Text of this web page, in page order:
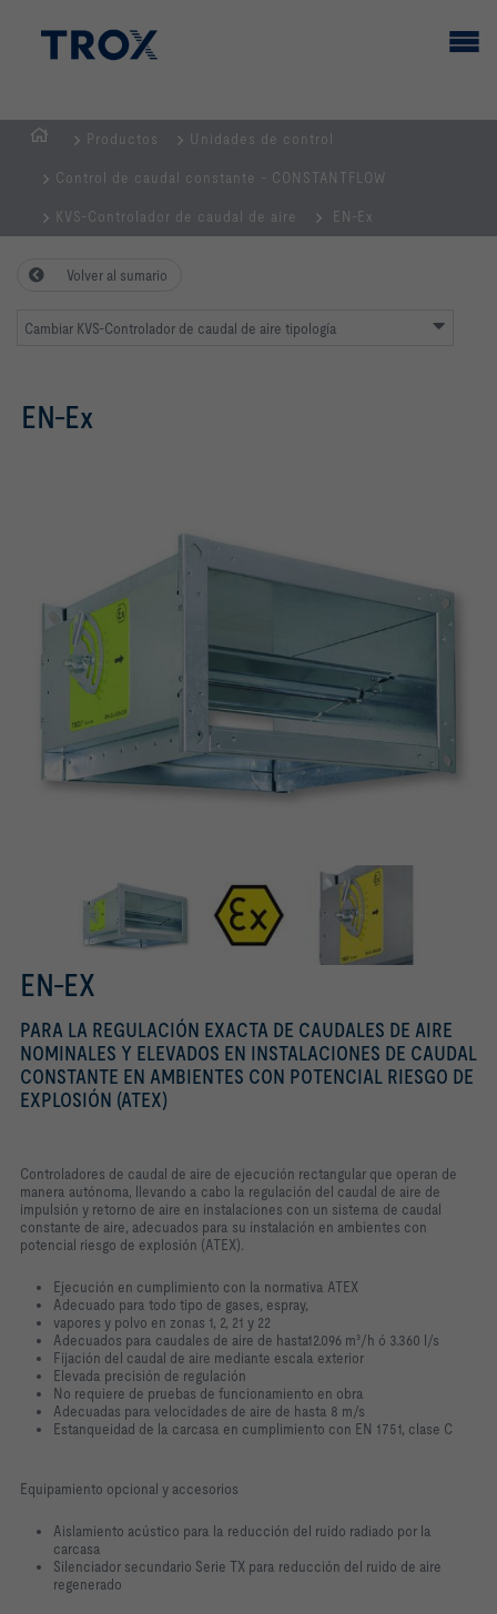
PRINCIPAL
Productos Unidades de control
Control de caudal constante - CONSTANTFLOW
KVS-Controlador de caudal de aire EN-Ex
Volver al sumario
Cambiar KVS-Controlador de caudal de aire tipología
EN-Ex
EN-EX
PARA LA REGULACIÓN EXACTA DE CAUDALES DE AIRE
NOMINALES Y ELEVADOS EN INSTALACIONES DE CAUDAL
CONSTANTE EN AMBIENTES CON POTENCIAL RIESGO DE
EXPLOSIÓN (ATEX)
Controladores de caudal de aire de ejecución rectangular que operan de
manera autónoma, llevando a cabo la regulación del caudal de aire de
impulsión y retorno de aire en instalaciones con un sistema de caudal
constante de aire, adecuados para su instalación en ambientes con
potencial riesgo de explosión (ATEX).
Ejecución en cumplimiento con la normativa ATEX
Adecuado para todo tipo de gases, espray,
vapores y polvo en zonas 1, 2, 21 y 22
Adecuados para caudales de aire de hasta12.096 m³/h ó 3.360 l/s
Fijación del caudal de aire mediante escala exterior
Elevada precisión de regulación
No requiere de pruebas de funcionamiento en obra
Adecuadas para velocidades de aire de hasta 8 m/s
Estanqueidad de la carcasa en cumplimiento con EN 1751, clase C
Equipamiento opcional y accesorios
Aislamiento acústico para la reducción del ruido radiado por la
carcasa
Silenciador secundario Serie TX para reducción del ruido de aire
regenerado